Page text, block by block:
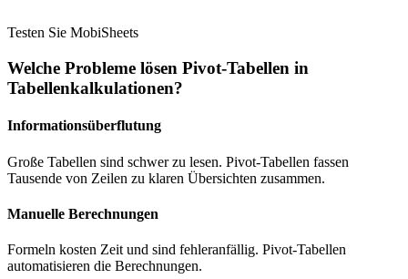
Testen Sie MobiSheets
Welche Probleme lösen Pivot-Tabellen in
Tabellenkalkulationen?
Informationsüberflutung
Große Tabellen sind schwer zu lesen. Pivot-Tabellen fassen
Tausende von Zeilen zu klaren Übersichten zusammen.
Manuelle Berechnungen
Formeln kosten Zeit und sind fehleranfällig. Pivot-Tabellen
automatisieren die Berechnungen.